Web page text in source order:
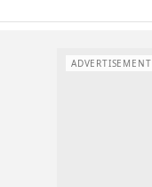
ADVERTISEMENT